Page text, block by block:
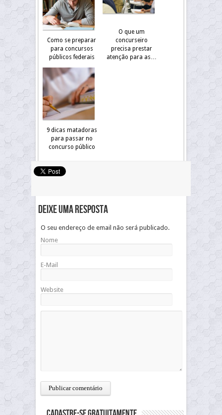
Como se preparar
para concursos
públicos federais
O que um
concurseiro
precisa prestar
atenção para as…
9 dicas matadoras
para passar no
concurso público
Deixe uma resposta
O seu endereço de email não será publicado.
Nome
E-Mail
Website